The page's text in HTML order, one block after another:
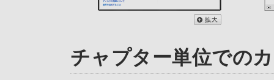
チャプター単位での